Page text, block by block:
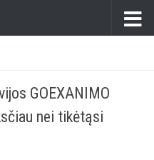
GOEXANIMO
nei tikėtąsi